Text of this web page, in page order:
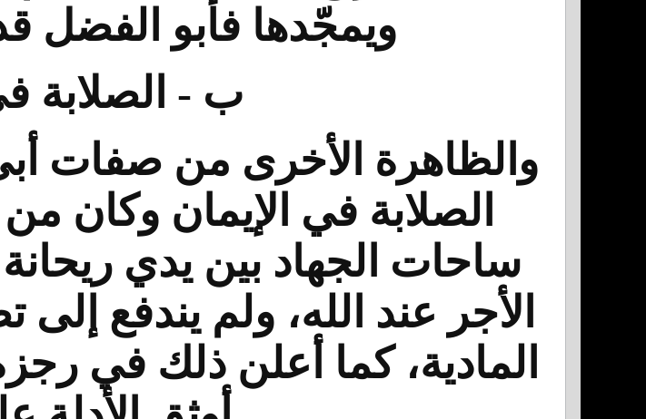
ويمجّدها فأبو الفضل
ب - الصلابة
والظاهرة الأخرى من صفات
الصلابة في الإيمان وكان
ساحات الجهاد بين يدي
الأجر عند الله، ولم يندفع
المادية، كما أعلن ذلك في